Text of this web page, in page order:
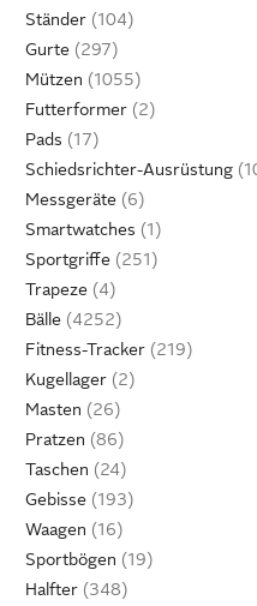
Ständer
Gurte
Mützen
Futterformer
Pads
Schiedsrichter-Ausrüstung
Messgeräte
Smartwatches
Sportgriffe
Trapeze
Bälle
Fitness-Tracker
Kugellager
Masten
Pratzen
Taschen
Gebisse
Waagen
Sportbögen
Halfter